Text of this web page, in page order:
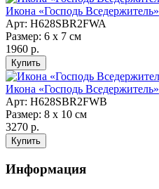
Икона «Господь Вседержитель»
Арт: H628SBR2FWA
Размер: 6 х 7 см
1960 р.
Икона «Господь Вседержитель»
Арт: H628SBR2FWB
Размер: 8 х 10 см
3270 р.
Информация